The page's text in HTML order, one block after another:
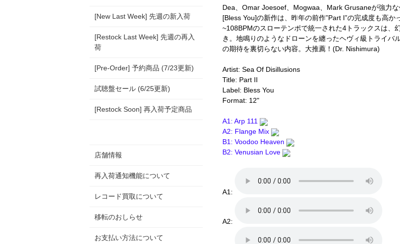
Dea、Omar Joesoef、Mogwaa、Mark Grusaneが強力
[Bless You]の新作は、昨年の前作”Part I”の完成度も高
~108BPMのスローテンポで統一された4トラックスは、
き。地鳴りのようなドローンを纏ったヘヴィ級トライバ
の期待を裏切らない内容。大推薦！(Dr. Nishimura)
Artist: Sea Of Disillusions
Title: Part II
Label: Bless You
Format: 12"
A1: Arp 111
A2: Flange Mix
B1: Voodoo Heaven
B2: Venusian Love
A1:
A2:
[New Last Week] 先週の新入荷
[Restock Last Week] 先週の再入
荷
[Pre-Order] 予約商品 (7/23更新)
試聴盤セール (6/25更新)
[Restock Soon] 再入荷予定商品
店舗情報
再入荷通知機能について
レコード買取について
移転のおしらせ
お支払い方法について